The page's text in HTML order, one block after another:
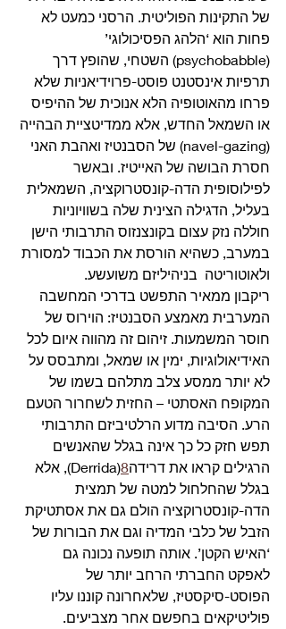
של התקינות הפוליטית. הרסני כמעט לא
פחות הוא ‘הלהג הפסיכולוגי’
(psychobabble) השטחי, שהופץ דרך
תרפיות אינסטנט פוסט-פרוידיאניות שלא
פרחו מהאוטופיה הלא אנוכית של ההיפיס
או השמאל החדש, אלא ממדיטציית הבהייה
(navel-gazing) של הסבנטיז ואהבת האני
חסרת הבושה של האייטיז. ובאשר
לפילוסופית הדה-קונסטרוקציה, השמאלית
בעליל, הדגילה הצינית שלה בשוויוניות
חוללה נזק עצום בקונצנזוס התרבותי הישן
במערב, כשהיא הורסת את הכבוד למסורת
ולאוטוריטה  בניהיליזם משועשע.
ריקבון ממאיר התפשט בדרכי המחשבה
המערבית מאמצע הסבנטיז: הוירוס של
חוסר המשמעות. זיהום זה מהווה איום לכל
האידיאולוגיות, ימין או שמאל, ומתבסס על
לא יותר ממסע צלב מתלהם בשמו של
המקופח האסתטי – החזית לשחרור הטעם
הרע. הסיבה מדוע הרלטיביזם התרבותי
תפש חזק כל כך אינה בגלל שהאנשים
הרגילים קראו את דרידה8
(Derrida), אלא
בגלל שהחלחול למטה של תמצית
הדה-קונסטרוקציה הולם גם את אסתטיקת
הזבל של כלבי המדיה וגם את הבורות של
‘האיש הקטן’. אותה תופעה נכונה גם
לאפקט החברתי הרחב יותר של
הפוסט-סיקסטיז, שלאחרונה קוננו עליו
פוליטיקאים בחפשם אחר מצביעים.